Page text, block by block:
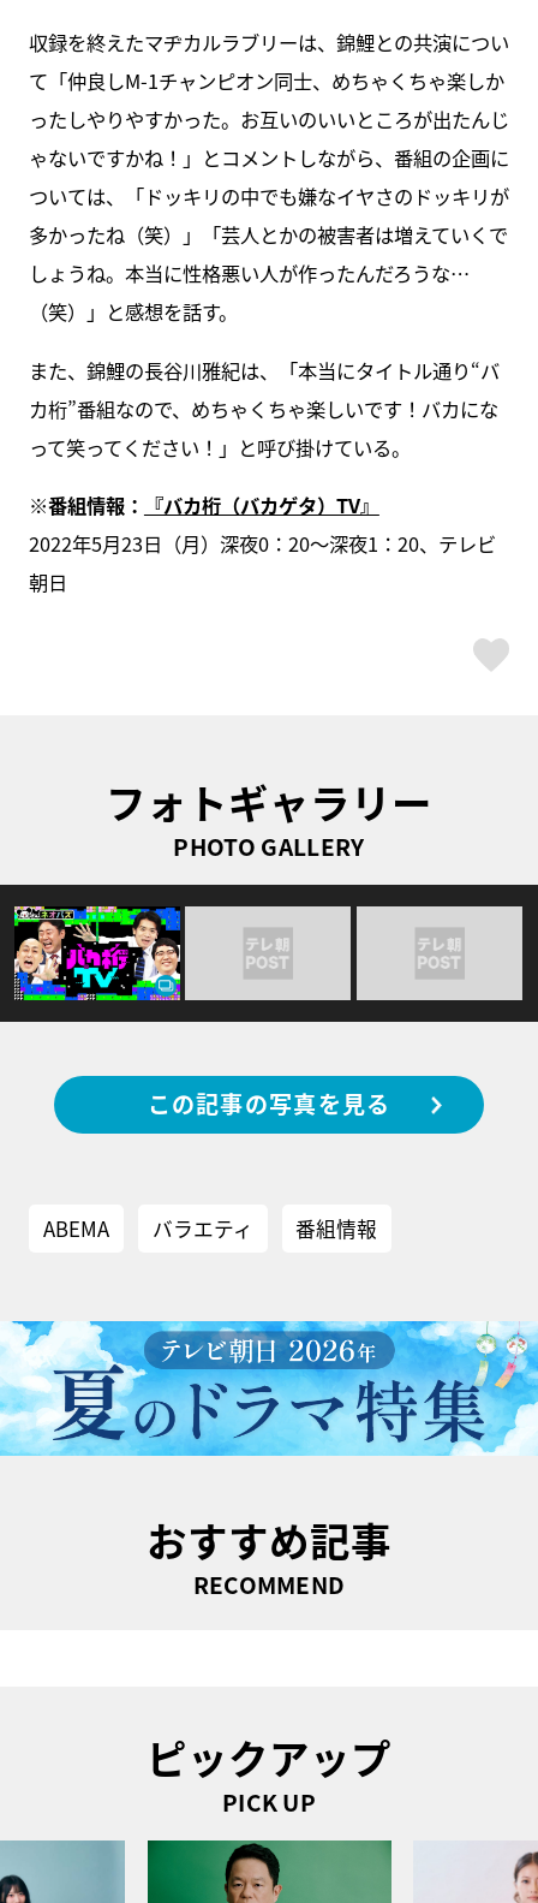
収録を終えたマヂカルラブリーは、錦鯉との共演につい
て「仲良しM-1チャンピオン同士、めちゃくちゃ楽しか
ったしやりやすかった。お互いのいいところが出たんじ
ゃないですかね！」とコメントしながら、番組の企画に
ついては、「ドッキリの中でも嫌なイヤさのドッキリが
多かったね（笑）」「芸人とかの被害者は増えていくで
しょうね。本当に性格悪い人が作ったんだろうな…
（笑）」と感想を話す。
また、錦鯉の長谷川雅紀は、「本当にタイトル通り“バ
カ桁”番組なので、めちゃくちゃ楽しいです！バカにな
って笑ってください！」と呼び掛けている。
※番組情報：
『バカ桁（バカゲタ）TV』
2022年5月23日（月）深夜0：20～深夜1：20、テレビ
朝日
フォトギャラリー
PHOTO GALLERY
この記事の写真を見る
ABEMA バラエティ 番組情報
おすすめ記事
RECOMMEND
ピックアップ
PICK UP